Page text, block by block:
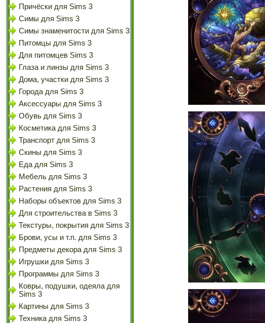
Причёски для Sims 3
Симы для Sims 3
Симы знаменитости для Sims 3
Питомцы для Sims 3
Для питомцев Sims 3
Глаза и линзы для Sims 3
Дома, участки для Sims 3
Города для Sims 3
Аксессуары для Sims 3
Обувь для Sims 3
Косметика для Sims 3
Транспорт для Sims 3
Скины для Sims 3
Еда для Sims 3
Мебель для Sims 3
Растения для Sims 3
Наборы объектов для Sims 3
Для строительства в Sims 3
Текстуры, покрытия для Sims 3
Брови, усы и т.п. для Sims 3
Предметы декора для Sims 3
Игрушки для Sims 3
Программы для Sims 3
Ковры, подушки, одеяла для
Sims 3
Картины для Sims 3
Техника для Sims 3